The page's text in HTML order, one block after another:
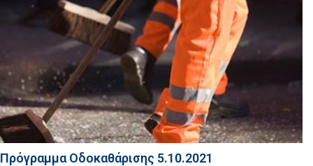
Πρόγραμμα Οδοκαθάρισης 5.10.2021